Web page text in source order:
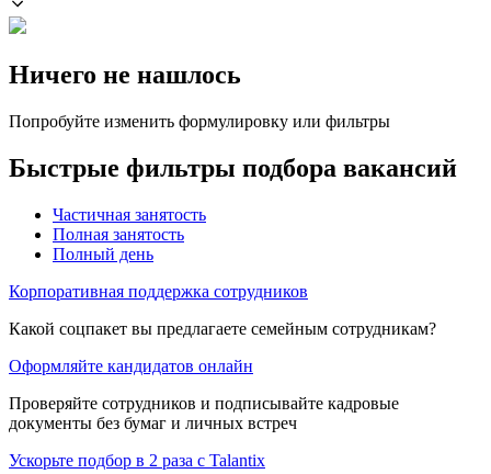
Ничего не нашлось
Попробуйте изменить формулировку или фильтры
Быстрые фильтры подбора вакансий
Частичная занятость
Полная занятость
Полный день
Корпоративная поддержка сотрудников
Какой соцпакет вы предлагаете семейным сотрудникам?
Оформляйте кандидатов онлайн
Проверяйте сотрудников и подписывайте кадровые
документы без бумаг и личных встреч
Ускорьте подбор в 2 раза с Talantix